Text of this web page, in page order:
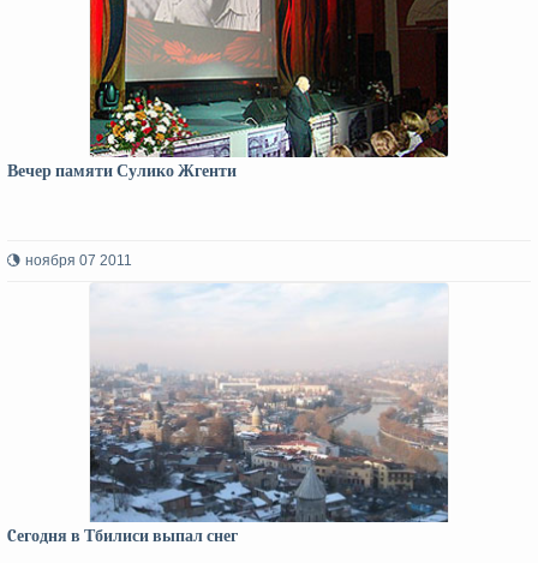
Вечер памяти Сулико Жгенти
ноября 07 2011
Cегодня в Тбилиси выпал снег